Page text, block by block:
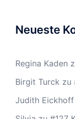
Neueste
Regina Kaden
Birgit Turck zu
Judith Eickhoff